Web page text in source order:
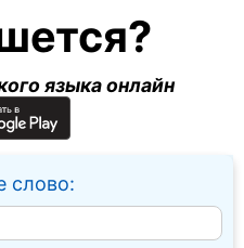
языка онлайн
слово: